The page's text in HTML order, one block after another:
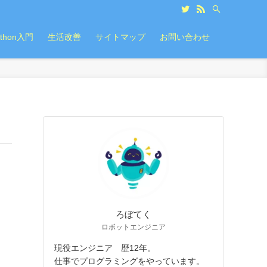
入門 生活改善 サイトマップ お問い合わせ
ろぼてく
ロボットエンジニア
現役エンジニア 歴12年。
仕事でプログラミングをやっています。